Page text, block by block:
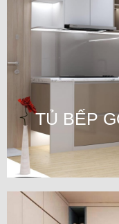
TỦ BẾP